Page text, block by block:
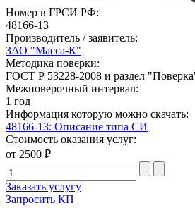
Номер в ГРСИ РФ:
48166-13
Производитель / заявитель:
ЗАО "Масса-К"
Методика поверки:
ГОСТ Р 53228-2008 и раздел
Межповерочный интервал:
1 год
Информация которую можно скачать:
48166-13: Описание типа СИ
Стоимость оказания услуг:
от 2500 ₽
Заказать услугу
Запросить КП